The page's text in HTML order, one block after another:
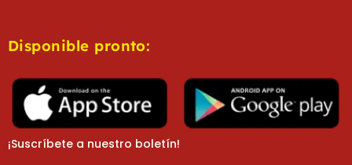
Disponible pronto:
¡Suscríbete a nuestro boletín!